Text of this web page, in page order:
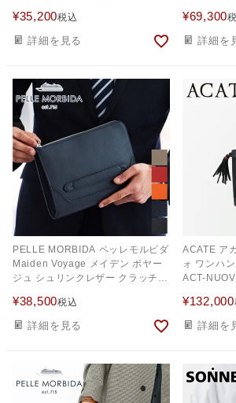
¥35,200税込
詳細を見る
¥69,300
詳細を
PELLE MORBIDA ペッレモルビダ
Maiden Voyage メイデン ボヤー
ジュ シュリンクレザー クラッチバ
¥38,500税込
詳細を見る
ACATE ア
ォ ワンハ
ACT-
¥132,000
詳細を